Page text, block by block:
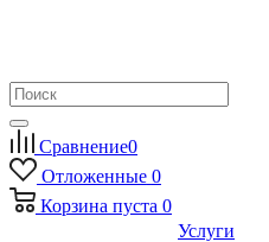
Сравнение0
Отложенные 0
Корзина пуста 0
Услуги